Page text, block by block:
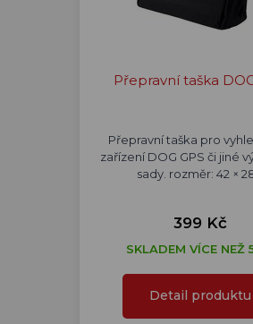
Přepravní taška
Přepravní taška pro
zařízení DOG GPS či jiné
sady. rozměr: 42 ×
399 Kč
SKLADEM VÍCE NEŽ
Detail produktu